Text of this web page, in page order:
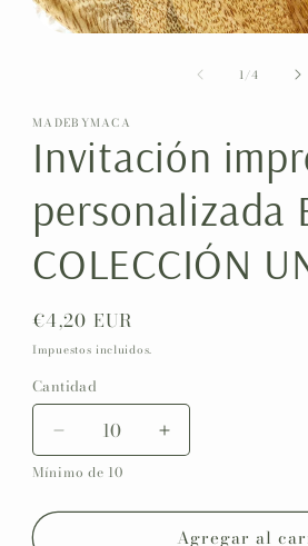
una
ventana
modal
1/de
4
MADEBYMACA
Invitación
personalizada
COLECCIÓN
Precio
habitual
€4,20 EUR
Impuestos incluidos.
Cantidad
Reducir
cantidad
Invitación
Aumentar
cantidad
Invitación
impresa
Mínimo de 10
Agregar al